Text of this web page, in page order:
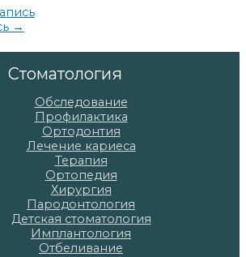
→
Стоматология
Обследование
Профилактика
Ортодонтия
Лечение кариеса
Терапия
Ортопедия
Хирургия
Пародонтология
Детская стоматология
Имплантология
Отбеливание